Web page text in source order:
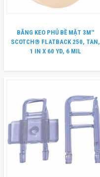
BĂNG KEO PHỦ BỀ MẶT 3M™
SCOTCH® FLATBACK 250, TAN,
1 IN X 60 YD, 6 MIL